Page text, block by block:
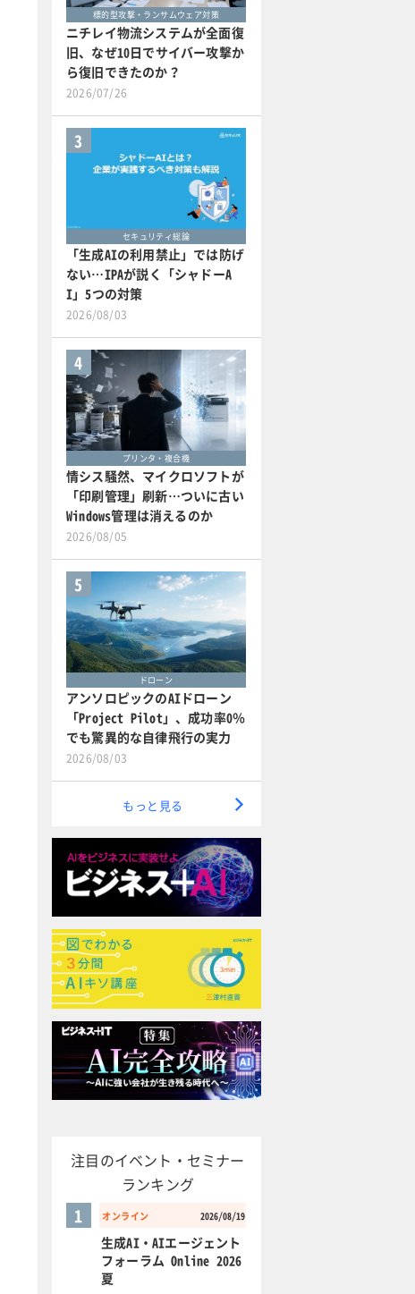
標的型攻撃・ランサムウェア対策
ニチレイ物流システムが全面復
旧、なぜ10日でサイバー攻撃か
ら復旧できたのか？
2026/07/26
3
セキュリティ総論
「生成AIの利用禁止」では防げ
ない…IPAが説く「シャドーA
I」5つの対策
2026/08/03
4
プリンタ・複合機
情シス騒然、マイクロソフトが
「印刷管理」刷新…ついに古い
Windows管理は消えるのか
2026/08/05
5
ドローン
アンソロピックのAIドローン
「Project Pilot」、成功率0％
でも驚異的な自律飛行の実力
2026/08/03
もっと見る
注目のイベント・セミナー
ランキング
オンライン 2026/08/19
1
生成AI・AIエージェント
フォーラム Online 2026
夏